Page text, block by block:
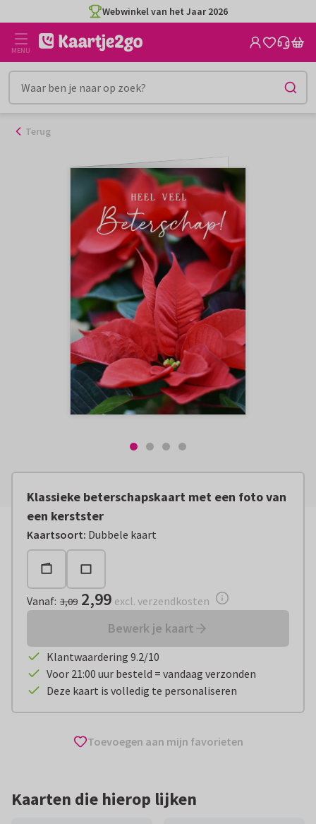
naar
inhoud
Webwinkel van het Jaar 2026
MENU
Terug
Klassieke beterschapskaart met een foto van
een kerstster
Kaartsoort: Dubbele kaart
Vanaf: € 2,99 excl. verzendkosten
Vanaf: 3,09 2,99 excl. verzendkosten
Bewerk je kaart
Klantwaardering 9.2/10
Voor 21:00 uur besteld = vandaag verzonden
Deze kaart is volledig te personaliseren
Toevoegen aan mijn favorieten
Kaarten die hierop lijken